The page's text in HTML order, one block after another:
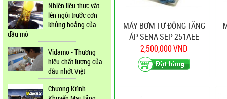
Nhiên liệu thực vật
lên ngôi trước cơn
khủng hoảng của
dầu mỏ
Vidamo - Thương
hiệu chất lượng của
dầu nhớt Việt
Chương Krình
MÁY BƠM TỰ ĐỘNG TĂNG
ÁP SENA SEP 251AEE
2,500,000 VNĐ